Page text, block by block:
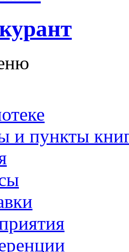
и пункты